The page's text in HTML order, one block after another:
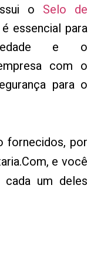
o Selo de
essencial para
e o
com o
para o
fornecidos, por
e você
um deles